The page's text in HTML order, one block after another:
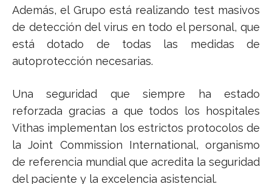
Además, el Grupo está realizando test masivos
de detección del virus en todo el personal, que
está dotado de todas las medidas de
autoprotección necesarias.
Una seguridad que siempre ha estado
reforzada gracias a que todos los hospitales
Vithas implementan los estrictos protocolos de
la Joint Commission International, organismo
de referencia mundial que acredita la seguridad
del paciente y la excelencia asistencial.